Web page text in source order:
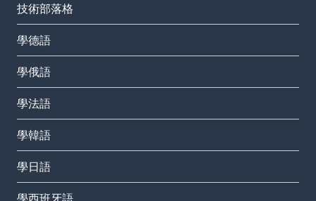
技術部落格
學德語
學俄語
學法語
學韓語
學日語